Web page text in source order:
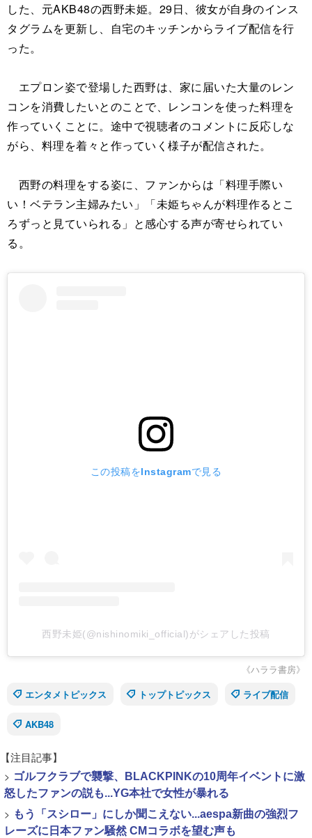
した、元AKB48の西野未姫。29日、彼女が自身のインス
タグラムを更新し、自宅のキッチンからライブ配信を行
った。
エプロン姿で登場した西野は、家に届いた大量のレン
コンを消費したいとのことで、レンコンを使った料理を
作っていくことに。途中で視聴者のコメントに反応しな
がら、料理を着々と作っていく様子が配信された。
西野の料理をする姿に、ファンからは「料理手際い
い！ベテラン主婦みたい」「未姫ちゃんが料理作るとこ
ろずっと見ていられる」と感心する声が寄せられてい
る。
この投稿をInstagramで見る
西野未姫(@nishinomiki_official)がシェアした投稿
《ハララ書房》
エンタメトピックス
トップトピックス ライブ配信
AKB48
【注目記事】
> ゴルフクラブで襲撃、BLACKPINKの10周年イベントに激
怒したファンの説も...YG本社で女性が暴れる
> もう「スシロー」にしか聞こえない...aespa新曲の強烈フ
レーズに日本ファン騒然 CMコラボを望む声も